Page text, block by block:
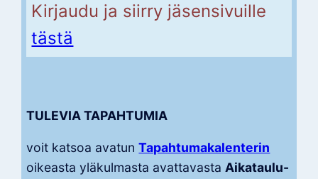
Kirjaudu ja siirry jäsensivuille
tästä
TULEVIA TAPAHTUMIA
voit katsoa avatunTapahtumakalenterin
oikeasta yläkulmasta avattavastaAikataulu-